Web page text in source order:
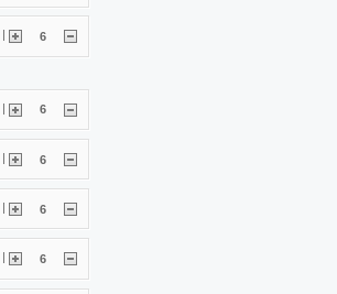
6
| 6
| 6
| 6
6